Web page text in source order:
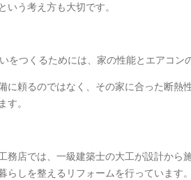
いう考え方も大切です。
をつくるためには、家の性能とエアコン
に頼るのではなく、その家に合った断熱
す。
務店では、一級建築士の大工が設計から
らしを整えるリフォームを行っています。